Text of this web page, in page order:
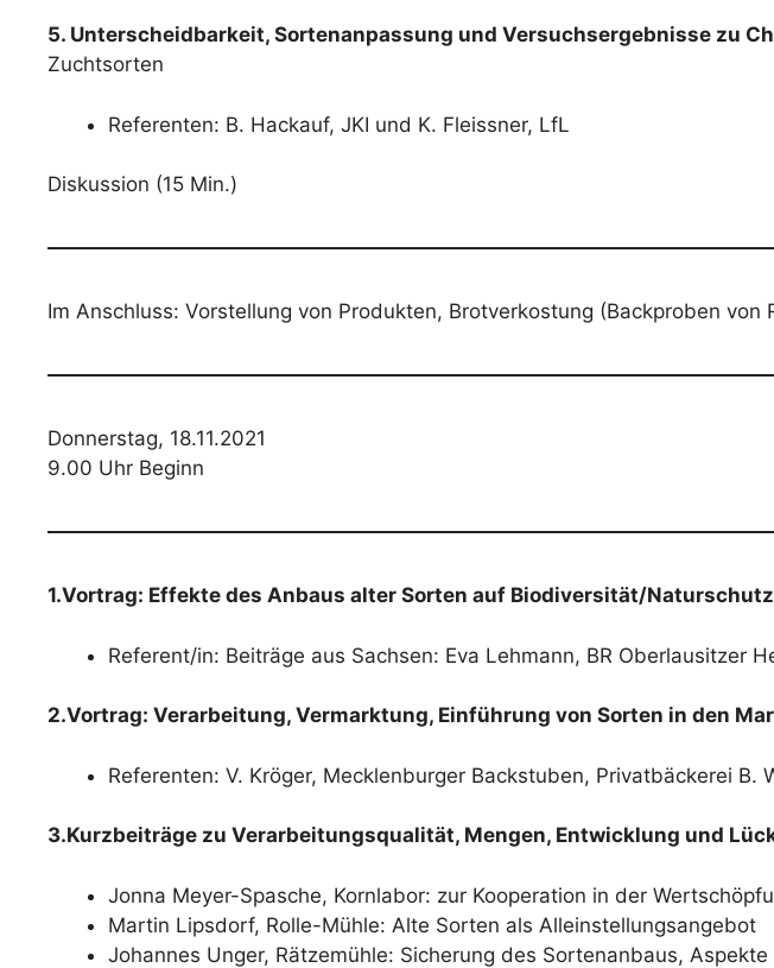
5. Unterscheidbarkeit, Sortenanpassung und Versuchsergebnisse zu
Zuchtsorten
Referenten: B. Hackauf, JKI und K. Fleissner, LfL
Diskussion (15 Min.)
Im Anschluss: Vorstellung von Produkten, Brotverkostung (Backproben
Donnerstag, 18.11.2021
9.00 Uhr Beginn
1.Vortrag: Effekte des Anbaus alter Sorten auf Biodiversität/
Referent/in: Beiträge aus Sachsen: Eva Lehmann, BR Oberlausitzer
2.Vortrag: Verarbeitung, Vermarktung, Einführung von Sorten in den
Referenten: V. Kröger, Mecklenburger Backstuben, Privatbäckerei B.
3.Kurzbeiträge zu Verarbeitungsqualität, Mengen, Entwicklung und
Jonna Meyer-Spasche, Kornlabor: zur Kooperation in der
Martin Lipsdorf, Rolle-Mühle: Alte Sorten als Alleinstellungsangebot
Johannes Unger, Rätzemühle: Sicherung des Sortenanbaus,